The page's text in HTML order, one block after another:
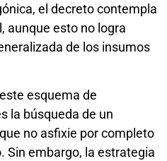
el decreto contempla
aunque esto no logra
de los insumos
esquema de
la búsqueda de un
no asfixie por completo
Sin embargo, la estrategia